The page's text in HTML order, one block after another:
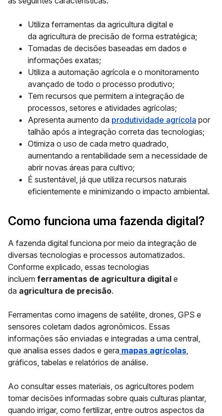
Utiliza ferramentas da agricultura digital e
da agricultura de precisão de forma estratégica;
Tomadas de decisões baseadas em dados e
informações exatas;
Utiliza a automação agrícola e o monitoramento
avançado de todo o processo produtivo;
Tem recursos que permitem a integração de
processos, setores e atividades agrícolas;
Apresenta aumento da produtividade agrícola por
talhão após a integração correta das tecnologias;
Otimiza o uso de cada metro quadrado,
aumentando a rentabilidade sem a necessidade de
abrir novas áreas para cultivo;
É sustentável, já que utiliza recursos naturais
eficientemente e minimizando o impacto ambiental.
Como funciona uma fazenda digital?
A fazenda digital funciona por meio da integração de
diversas tecnologias e processos automatizados.
Conforme explicado, essas tecnologias
incluem ferramentas de agricultura digital e
da agricultura de precisão.
Ferramentas como imagens de satélite, drones, GPS e
sensores coletam dados agronômicos. Essas
informações são enviadas e integradas a uma central,
que analisa esses dados e gera mapas agrícolas,
gráficos, tabelas e relatórios de análise.
Ao consultar esses materiais, os agricultores podem
tomar decisões informadas sobre quais culturas plantar,
quando irrigar, como fertilizar, entre outros aspectos da